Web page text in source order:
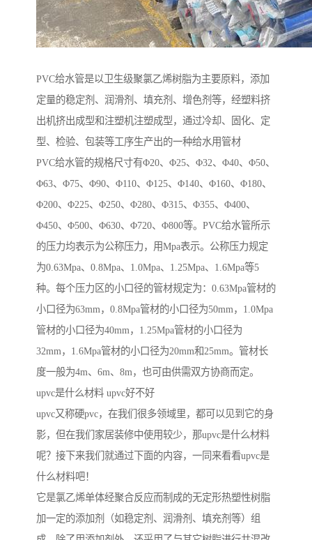
PVC给水管是以卫生级聚氯乙烯树脂为主要原料，添加
定量的稳定剂、润滑剂、填充剂、增色剂等，经塑料挤
出机挤出成型和注塑机注塑成型，通过冷却、固化、定
型、检验、包装等工序生产出的一种给水用管材
PVC给水管的规格尺寸有Φ20、Φ25、Φ32、Φ40、Φ50、
Φ63、Φ75、Φ90、Φ110、Φ125、Φ140、Φ160、Φ180、
Φ200、Φ225、Φ250、Φ280、Φ315、Φ355、Φ400、
Φ450、Φ500、Φ630、Φ720、Φ800等。PVC给水管所示
的压力均表示为公称压力，用Mpa表示。公称压力规定
为0.63Mpa、0.8Mpa、1.0Mpa、1.25Mpa、1.6Mpa等5
种。每个压力区的小口径的管材规定为：0.63Mpa管材的
小口径为63mm，0.8Mpa管材的小口径为50mm，1.0Mpa
管材的小口径为40mm，1.25Mpa管材的小口径为
32mm，1.6Mpa管材的小口径为20mm和25mm。管材长
度一般为4m、6m、8m，也可由供需双方协商而定。
upvc是什么材料 upvc好不好
upvc又称硬pvc，在我们很多领域里，都可以见到它的身
影，但在我们家居装修中使用较少，那upvc是什么材料
呢？接下来我们就通过下面的内容，一同来看看upvc是
什么材料吧！
它是氯乙烯单体经聚合反应而制成的无定形热塑性树脂
加一定的添加剂（如稳定剂、润滑剂、填充剂等）组